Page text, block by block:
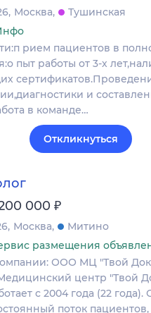
Москва
Тушинская
рием пациентов в
пыт работы от 3-х
и
в команде…
Откликнуться
000 ₽
Москва
Митино
размещения
ООО МЦ "Твой
центр "Твой
с 2004 года (22
поток